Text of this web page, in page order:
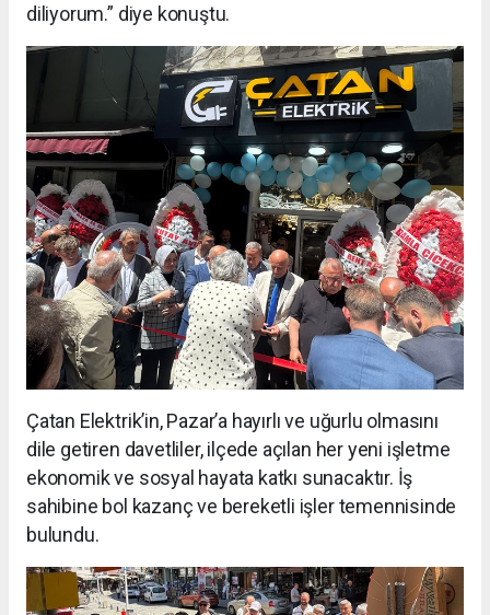
diliyorum.” diye konuştu.
Çatan Elektrik’in, Pazar’a hayırlı ve uğurlu olmasını
dile getiren davetliler, ilçede açılan her yeni işletme
ekonomik ve sosyal hayata katkı sunacaktır. İş
sahibine bol kazanç ve bereketli işler temennisinde
bulundu.